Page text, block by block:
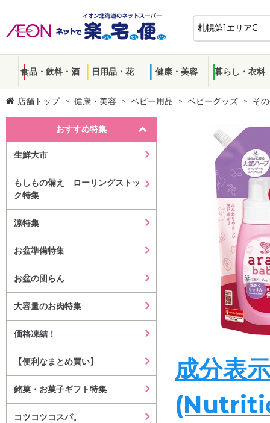
食品・飲料・酒 日用品・花 健康・美容 暮らし・衣料
店舗トップ 健康・美容 ベビー用品 ベビーグッズ そ
おすすめ特集
生鮮大市
もしもの備え ローリングストッ
ク特集
涼特集
お盆準備特集
お盆の団らん
大容量のお肉特集
価格凍結！
【便利なまとめ買い】
銘菓・お菓子ギフト特集
コツコツコスパ。
成分表